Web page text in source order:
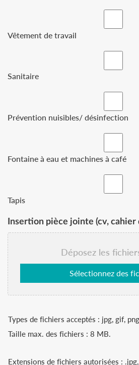
Vêtement de travail
Sanitaire
Prévention nuisibles/ désinfection
Fontaine à eau et machines à café
Tapis
Insertion pièce jointe (cv, cahier
Déposez les
Sélectionnez des
Types de fichiers acceptés : jpg, gif,
Taille max. des fichiers : 8 MB.
Extensions de fichiers autorisées :